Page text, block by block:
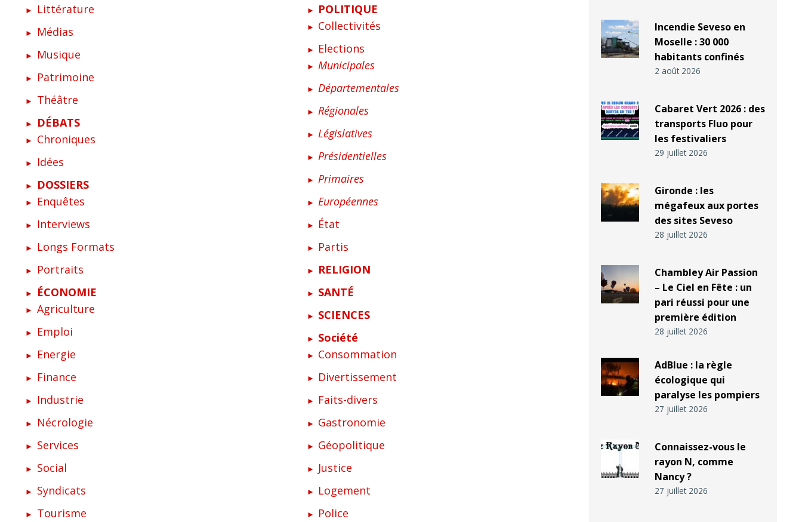
Littérature
Médias
Musique
Patrimoine
Théâtre
DÉBATS
Chroniques
Idées
DOSSIERS
Enquêtes
Interviews
Longs Formats
Portraits
ÉCONOMIE
Agriculture
Emploi
Energie
Finance
Industrie
Nécrologie
Services
Social
Syndicats
Tourisme
POLITIQUE
Collectivités
Elections
Municipales
Départementales
Régionales
Législatives
Présidentielles
Primaires
Européennes
État
Partis
RELIGION
SANTÉ
SCIENCES
Société
Consommation
Divertissement
Faits-divers
Gastronomie
Géopolitique
Justice
Logement
Police
Incendie Seveso en
Moselle : 30 000
habitants confinés
2 août 2026
Cabaret Vert 2026 : des
transports Fluo pour
les festivaliers
29 juillet 2026
Gironde : les
mégafeux aux portes
des sites Seveso
28 juillet 2026
Chambley Air Passion
– Le Ciel en Fête : un
pari réussi pour une
première édition
28 juillet 2026
AdBlue : la règle
écologique qui
paralyse les pompiers
27 juillet 2026
Connaissez-vous le
rayon N, comme
Nancy ?
27 juillet 2026